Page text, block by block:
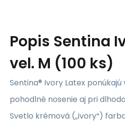
Popis Sentina
vel. M (100 ks)
Sentina® Ivory Latex
pohodlné nosenie aj pri
Svetlo krémová („ivory“)